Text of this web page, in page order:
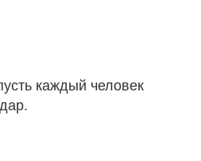
каждый человек